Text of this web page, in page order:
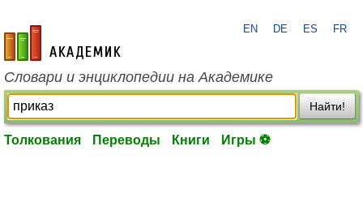
academic.ru
EN DE ES FR
Словари и энциклопедии на Академике
Найти!
Толкования Переводы Книги Игры ⚽